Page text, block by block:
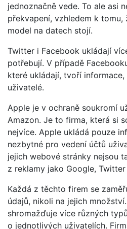
jednoznačně vede. To ale asi
překvapení, vzhledem k
model na datech stojí.
Twitter i Facebook ukládají
potřebují. V případě
které ukládají, tvoří
uživatelé.
Apple je v ochraně soukromí
Amazon. Je to firma, která si
nejvíce. Apple ukládá pouze
nezbytné pro vedení účtů
jejich webové stránky nejsou
z reklamy jako Google,
Každá z těchto firem se
údajů, nikoli na jejich
shromažďuje více různých
o jednotlivých uživatelích.